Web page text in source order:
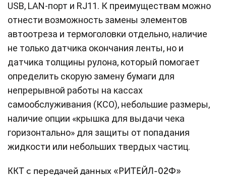
USB, LAN-порт и RJ11. К преимуществам можно
отнести возможность замены элементов
автоотреза и термоголовки отдельно, наличие
не только датчика окончания ленты, но и
датчика толщины рулона, который помогает
определить скорую замену бумаги для
непрерывной работы на кассах
самообслуживания (КСО), небольшие размеры,
наличие опции «крышка для выдачи чека
горизонтально» для защиты от попадания
жидкости или небольших твердых частиц.
ККТ с передачей данных «РИТЕЙЛ-02Ф»